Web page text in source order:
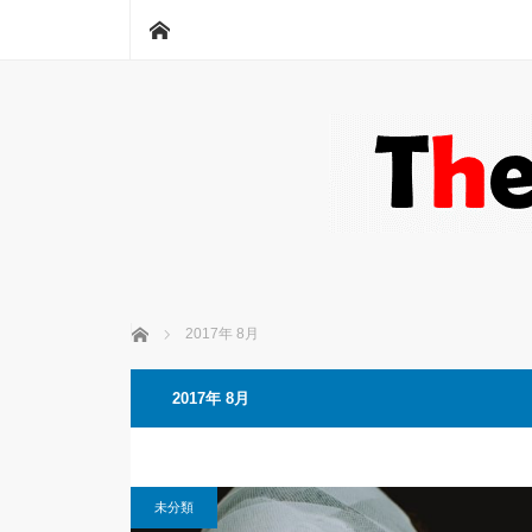
ホーム 2017年 8月
2017年 8月
未分類